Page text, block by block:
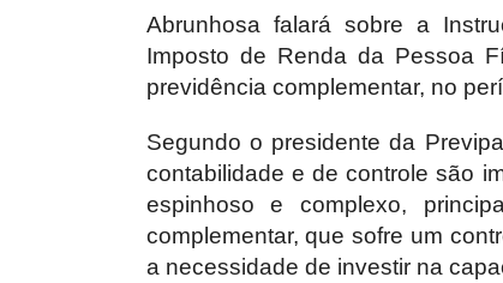
Abrunhosa falará sobre a
Imposto de Renda da Pessoa
previdência complementar, no
Segundo o presidente da
contabilidade e de controle são
espinhoso e complexo,
complementar, que sofre um
a necessidade de investir na